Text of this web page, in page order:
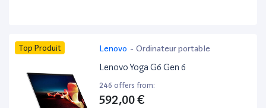
Top Produit Lenovo - Ordinateur portable
Lenovo Yoga G6 Gen 6
246 offers from:
592,00 €